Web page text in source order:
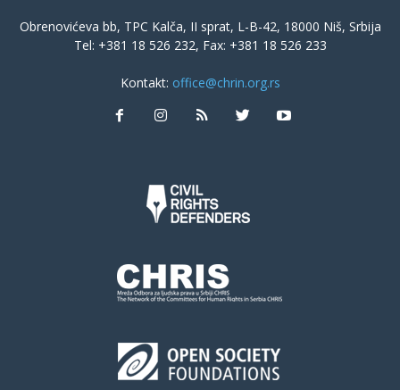
Obrenovićeva bb, TPC Kalča, II sprat, L-B-42, 18000 Niš, Srbija
Tel: +381 18 526 232, Fax: +381 18 526 233
Kontakt: office@chrin.org.rs